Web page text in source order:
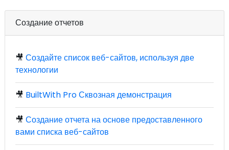
Создание отчетов
🎥 Создайте список веб-сайтов, используя две
технологии
🎥 BuiltWith Pro Сквозная демонстрация
🎥 Создание отчета на основе предоставленного
вами списка веб-сайтов